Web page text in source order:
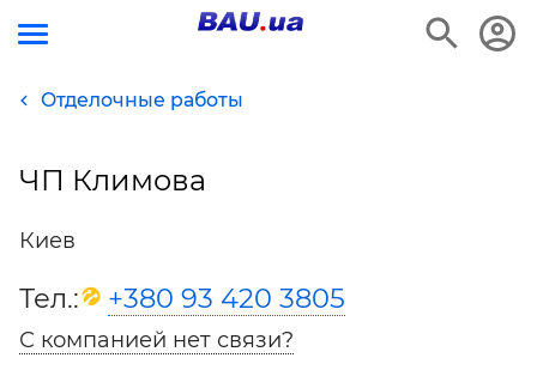
Отделочные работы
ЧП Климова
Киев
Тел.: +380 93 420 3805
С компанией нет связи?